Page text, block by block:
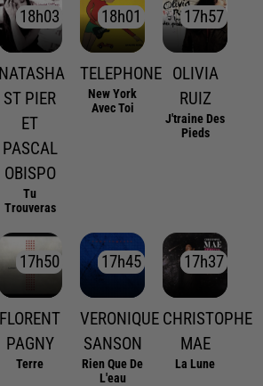
18h03
18h03
NATASHA
ST PIER
ET
PASCAL
OBISPO
Tu
Trouveras
18h01
18h01
TELEPHONE
New York
Avec Toi
17h57
17h57
OLIVIA
RUIZ
J'traine Des
Pieds
17h50
17h50
FLORENT
PAGNY
Terre
17h45
17h45
VERONIQUE
SANSON
Rien Que De
L'eau
17h37
17h37
CHRISTOPHE
MAE
La Lune